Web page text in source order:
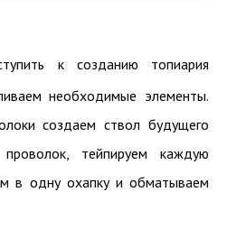
к созданию топиария
необходимые элементы.
создаем ствол будущего
тейпируем каждую
в одну охапку и обматываем